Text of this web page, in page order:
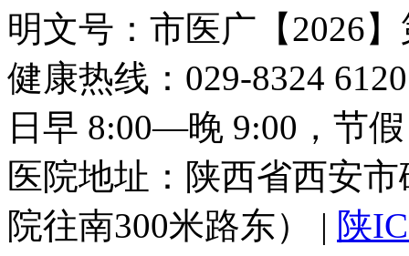
明文号：市医广【2026
健康热线：029-8324
日早 8:00—晚 9:00，节
医院地址：陕西省西安
院往南300米路东） | 陕